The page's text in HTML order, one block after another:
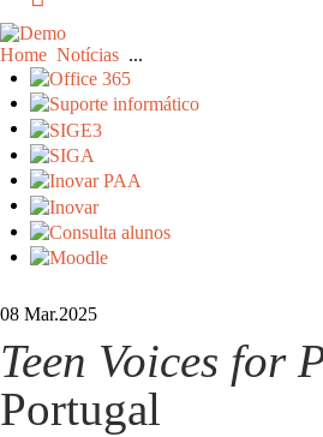
Home Notícias ...
08 Mar.2025
Teen Voices for
Portugal